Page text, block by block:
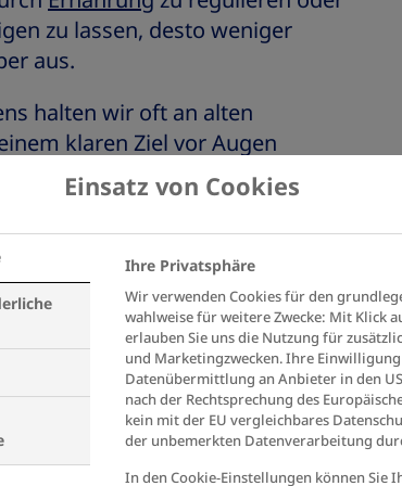
zu lassen, desto weniger
aus.
halten wir oft an alten
klaren Ziel vor Augen
aber sehr gut
hohem
Frage der
nach einem neuen Plan
Einsatz von Cookies
Ihre Privatsphäre
Wir verwenden Cookies für den
wahlweise für weitere Zwecke: Mit Klick
erlauben Sie uns die Nutzung für
und Marketingzwecken. Ihre
Datenübermittlung an Anbieter in den
nach der Rechtsprechung des
kein mit der EU vergleichbares
der unbemerkten Datenverarbeitung
In den Cookie-Einstellungen können Sie